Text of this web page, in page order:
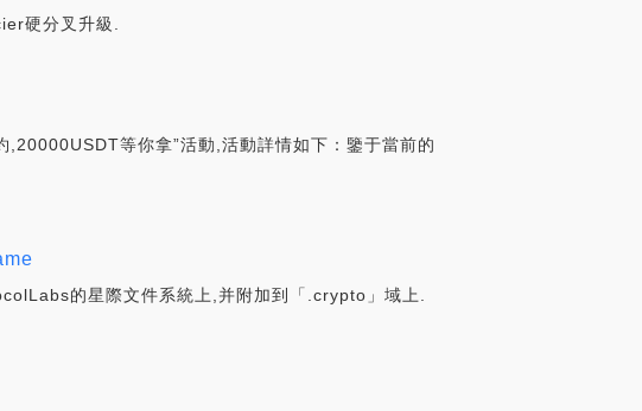
硬分叉升級.
等你拿”活動,活動詳情如下：鑒于當前的
的星際文件系統上,并附加到「.crypto」域上.